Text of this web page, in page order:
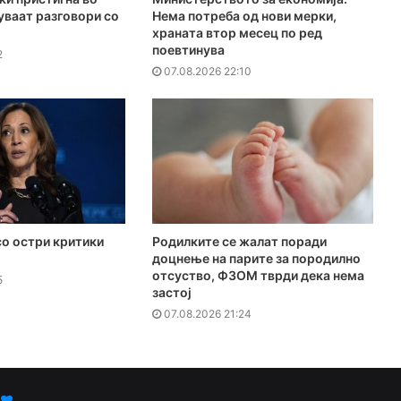
разговори со
Нема потреба од нови мерки,
храната втор месец по ред
поевтинува
07.08.2026 22:10
остри критики
Родилките се жалат поради
доцнење на парите за породилно
отсуство, ФЗОМ тврди дека нема
застој
07.08.2026 21:24